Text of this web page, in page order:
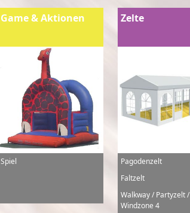
Game & Aktionen
Spiel
Zelte
Pagodenzelt
Faltzelt
Walkway / Partyzelt /
Windzone 4